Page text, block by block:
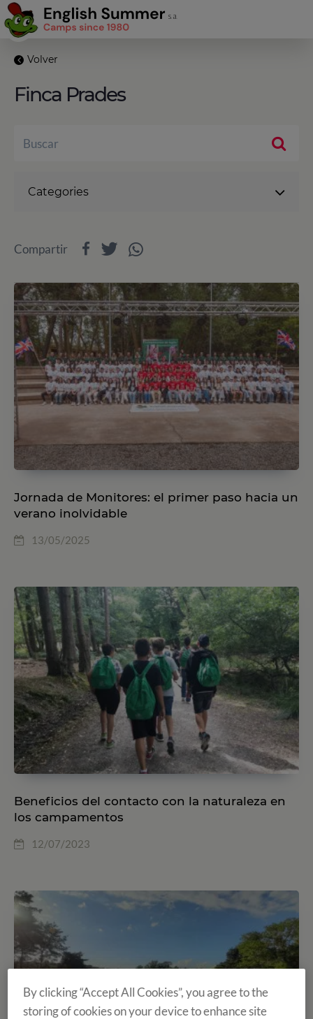
Volver
Finca Prades
Jornada de Monitores: el primer paso hacia un
verano inolvidable
13/05/2025
Beneficios del contacto con la naturaleza en
los campamentos
12/07/2023
Categories
Compartir
By clicking “Accept All Cookies”, you agree to the
storing of cookies on your device to enhance site